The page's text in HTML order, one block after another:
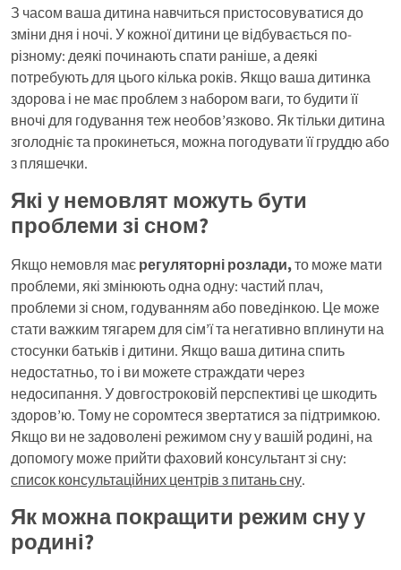
З часом ваша дитина навчиться пристосовуватися до
зміни дня і ночі. У кожної дитини це відбувається по-
різному: деякі починають спати раніше, а деякі
потребують для цього кілька років. Якщо ваша дитинка
здорова і не має проблем з набором ваги, то будити її
вночі для годування теж необов’язково. Як тільки дитина
зголодніє та прокинеться, можна погодувати її груддю або
з пляшечки.
Які у немовлят можуть бути
проблеми зі сном?
Якщо немовля маєрегуляторні розлади,то може мати
проблеми, які змінюють одна одну: частий плач,
проблеми зі сном, годуванням або поведінкою. Це може
стати важким тягарем для сім’ї та негативно вплинути на
стосунки батьків і дитини. Якщо ваша дитина спить
недостатньо, то і ви можете страждати через
недосипання. У довгостроковій перспективі це шкодить
здоров’ю. Тому не соромтеся звертатися за підтримкою.
Якщо ви не задоволені режимом сну у вашій родині, на
допомогу може прийти фаховий консультант зі сну:
список консультаційних центрів з питань сну.
Як можна покращити режим сну у
родині?